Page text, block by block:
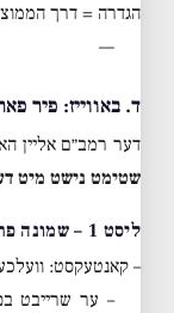
הגדרה = דרך
—
ד. באווייז: פיר
דער רמב״ם אליין
שטימט נישט מיט
ליסט 1 – שמונה פרקים, פרק ב׳
– קאנטעקסט:
– ער שרייבט